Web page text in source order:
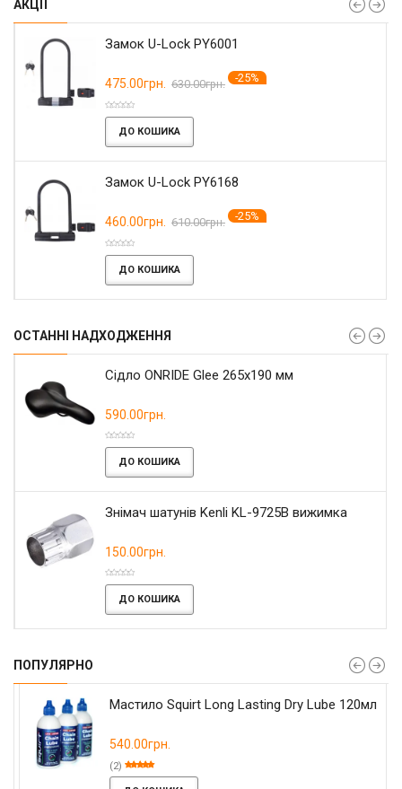
АКЦІЇ
Замок U-Lock PY6001
475.00грн. 630.00грн. -25%
ДО КОШИКА
Замок U-Lock PY6168
460.00грн. 610.00грн. -25%
ДО КОШИКА
ОСТАННІ НАДХОДЖЕННЯ
Сідло ONRIDE Glee 265x190 мм
590.00грн.
ДО КОШИКА
Знімач шатунів Kenli KL-9725B вижимка
150.00грн.
ДО КОШИКА
ПОПУЛЯРНО
Мастило Squirt Long Lasting Dry Lube 120мл
540.00грн.
(2)